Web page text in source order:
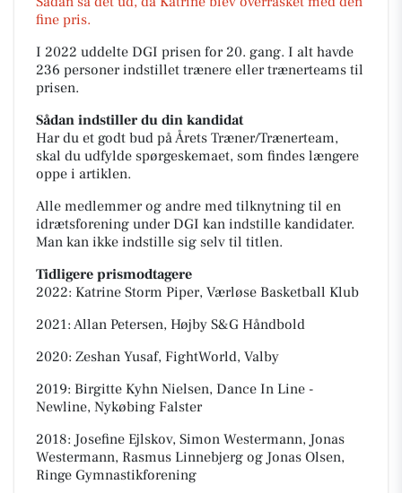
fine pris.
I 2022 uddelte DGI prisen for 20. gang. I alt havde
236 personer indstillet trænere eller trænerteams til
prisen.
Sådan indstiller du din kandidat
Har du et godt bud på Årets Træner/Trænerteam,
skal du udfylde spørgeskemaet, som findes længere
oppe i artiklen.
Alle medlemmer og andre med tilknytning til en
idrætsforening under DGI kan indstille kandidater.
Man kan ikke indstille sig selv til titlen.
Tidligere prismodtagere
2022: Katrine Storm Piper, Værløse Basketball Klub
2021: Allan Petersen, Højby S&G Håndbold
2020: Zeshan Yusaf, FightWorld, Valby
2019: Birgitte Kyhn Nielsen, Dance In Line -
Newline, Nykøbing Falster
2018: Josefine Ejlskov, Simon Westermann, Jonas
Westermann, Rasmus Linnebjerg og Jonas Olsen,
Ringe Gymnastikforening